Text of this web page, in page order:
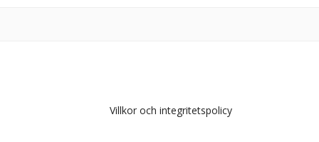
Villkor och integritetspolicy